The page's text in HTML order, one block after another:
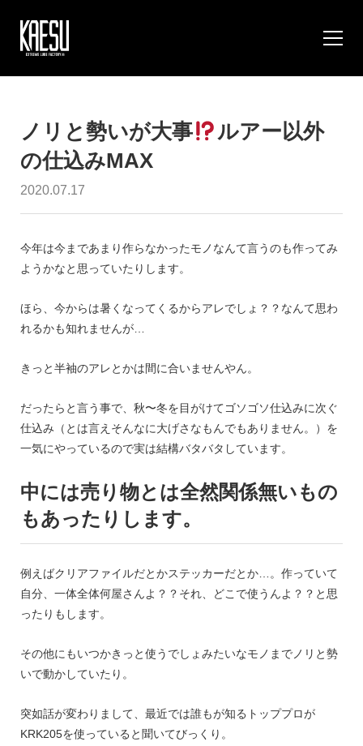
ノリと勢いが大事
ルアー以外
の仕込みMAX
2020.07.17
今年は今まであまり作らなかったモノなんて言うのも作ってみ
ようかなと思っていたりします。
ほら、今からは暑くなってくるからアレでしょ？？なんて思わ
れるかも知れませんが…
きっと半袖のアレとかは間に合いませんやん。
だったらと言う事で、秋〜冬を目がけてゴソゴソ仕込みに次ぐ
仕込み（とは言えそんなに大げさなもんでもありません。）を
一気にやっているので実は結構バタバタしています。
中には売り物とは全然関係無いもの
もあったりします。
例えばクリアファイルだとかステッカーだとか…。作っていて
自分、一体全体何屋さんよ？？それ、どこで使うんよ？？と思
ったりもします。
その他にもいつかきっと使うでしょみたいなモノまでノリと勢
いで動かしていたり。
突如話が変わりまして、最近では誰もが知るトッププロが
KRK205を使っていると聞いてびっくり。